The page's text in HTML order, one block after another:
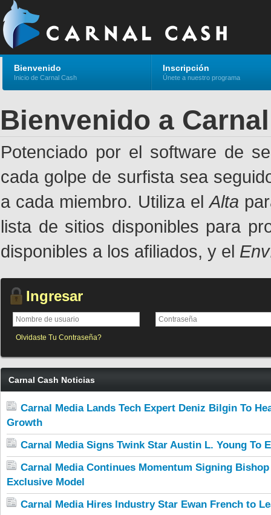
Bienvenido
Inicio de Carnal Cash
Inscripción
Únete a nuestro programa
Bienvenido a
Potenciado por el software de
cada golpe de surfista sea
a cada miembro. Utiliza elAlta
lista de sitios disponibles para
disponibles a los afiliados, y el
Ingresar
Olvidaste Tu Contraseña?
Carnal Cash Noticias
Carnal Media Lands Tech Expert Deniz Bilgin To
Growth
Carnal Media Signs Twink Star Austin L. Young To
Carnal Media Continues Momentum Signing
Exclusive Model
Carnal Media Hires Industry Star Ewan French to